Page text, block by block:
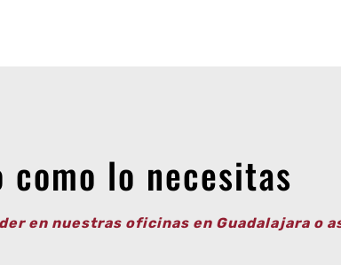
como lo necesitas
en nuestras oficinas en Guadalajara o